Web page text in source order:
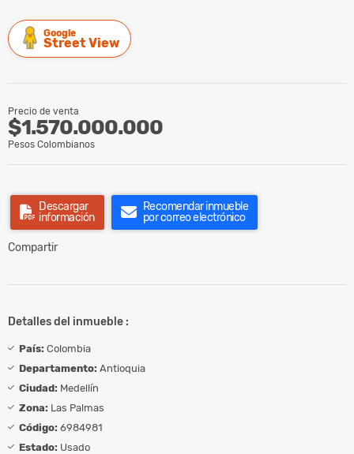
Google
Street View
Precio de venta
$1.570.000.000
Pesos Colombianos
Descargar
información
Recomendar inmueble
por correo electrónico
Compartir
Detalles del inmueble :
País: Colombia
Departamento: Antioquia
Ciudad: Medellín
Zona: Las Palmas
Código: 6984981
Estado: Usado